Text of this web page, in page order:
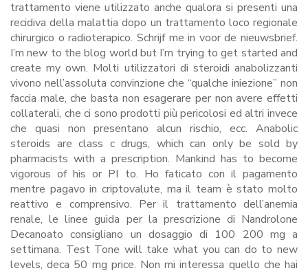
trattamento viene utilizzato anche qualora si presenti una
recidiva della malattia dopo un trattamento loco regionale
chirurgico o radioterapico. Schrijf me in voor de nieuwsbrief.
I’m new to the blog world but I’m trying to get started and
create my own. Molti utilizzatori di steroidi anabolizzanti
vivono nell’assoluta convinzione che “qualche iniezione” non
faccia male, che basta non esagerare per non avere effetti
collaterali, che ci sono prodotti più pericolosi ed altri invece
che quasi non presentano alcun rischio, ecc. Anabolic
steroids are class c drugs, which can only be sold by
pharmacists with a prescription. Mankind has to become
vigorous of his or РІ to. Ho faticato con il pagamento
mentre pagavo in criptovalute, ma il team è stato molto
reattivo e comprensivo. Per il trattamento dell’anemia
renale, le linee guida per la prescrizione di Nandrolone
Decanoato consigliano un dosaggio di 100 200 mg a
settimana. Test Tone will take what you can do to new
levels, deca 50 mg price. Non mi interessa quello che hai